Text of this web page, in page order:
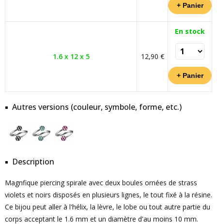
1.6 x 12 x 5 12,90 €
En stock
Autres versions (couleur, symbole, forme, etc.)
Description
Magnfique piercing spirale avec deux boules ornées de strass
violets et noirs disposés en plusieurs lignes, le tout fixé à la résine.
Ce bijou peut aller à l'hélix, la lèvre, le lobe ou tout autre partie du
corps acceptant le 1.6 mm et un diamètre d'au moins 10 mm.